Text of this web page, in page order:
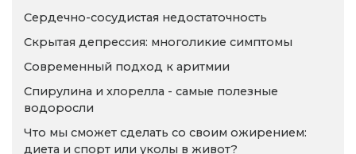
Сердечно-сосудистая недостаточность
Скрытая депрессия: многоликие симптомы
Современный подход к аритмии
Спирулина и хлорелла - самые полезные
водоросли
Что мы сможет сделать со своим ожирением:
диета и спорт или уколы в живот?